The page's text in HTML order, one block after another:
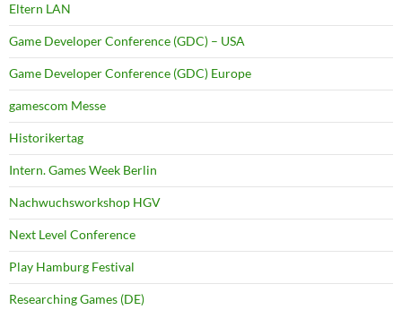
Eltern LAN
Game Developer Conference (GDC) – USA
Game Developer Conference (GDC) Europe
gamescom Messe
Historikertag
Intern. Games Week Berlin
Nachwuchsworkshop HGV
Next Level Conference
Play Hamburg Festival
Researching Games (DE)